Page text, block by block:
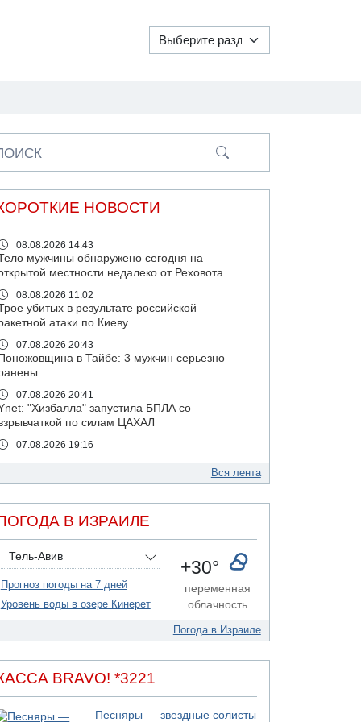
НОВОСТИ
08.08.2026 14:43
мужчины обнаружено сегодня на
местности недалеко от Реховота
08.08.2026 11:02
убитых в результате российской
атаки по Киеву
07.08.2026 20:43
Поножовщина в Тайбе: 3 мужчин серьезно
07.08.2026 20:41
"Хизбалла" запустила БПЛА со
по силам ЦАХАЛ
07.08.2026 19:16
Иерусалиме
Подозреваемый в домогательствах в хостеле
- Гильбоа Дахан
Обнародовано имя полицейского,
подозреваемого в коррупционных
07.08.2026 17:51
отказался заморозить лишение
льгот для уклонистов-харедим
Вся лента
В ИЗРАИЛЕ
Тель-Авив
Прогноз погоды на 7 дней
Уровень воды в озере Кинерет
+30°
переменная
облачность
Погода в Израиле
BRAVO! *3221
Песняры — звездные солисты